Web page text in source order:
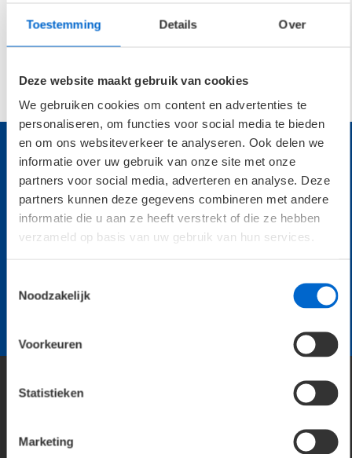
Toestemming Details Over
Deze website maakt gebruik van cookies
We gebruiken cookies om content en advertenties te
personaliseren, om functies voor social media te bieden
en om ons websiteverkeer te analyseren. Ook delen we
informatie over uw gebruik van onze site met onze
partners voor social media, adverteren en analyse. Deze
partners kunnen deze gegevens combineren met andere
informatie die u aan ze heeft verstrekt of die ze hebben
verzameld op basis van uw gebruik van hun services.
Noodzakelijk
Voorkeuren
Statistieken
Marketing
Meld je aan voor onze nieuwsbrief
Aanmelden